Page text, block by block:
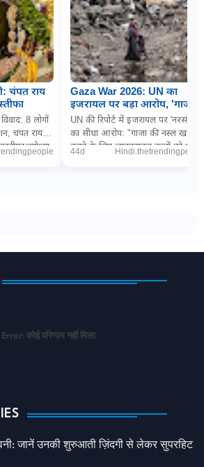
चंपत राय
8 लोगों
चंपत राय
Gaza War 2026: UN का
इजरायल पर बड़ा आरोप, 'गाजा में
नरसंहार के लिए बच्चों को
जानबूझकर बना रहे निशाना'
UN की रिपोर्ट में इजरायल पर 'नरसंहार'
का सीधा आरोप: "गाजा की नस्ल खत्म
करने के लिए जानबूझकर बच्चों को मार
44d
Error: कोई परिणाम नहीं मिला
जानें उनकी शुरुआती ज़िंदगी से लेकर सुपरहिट